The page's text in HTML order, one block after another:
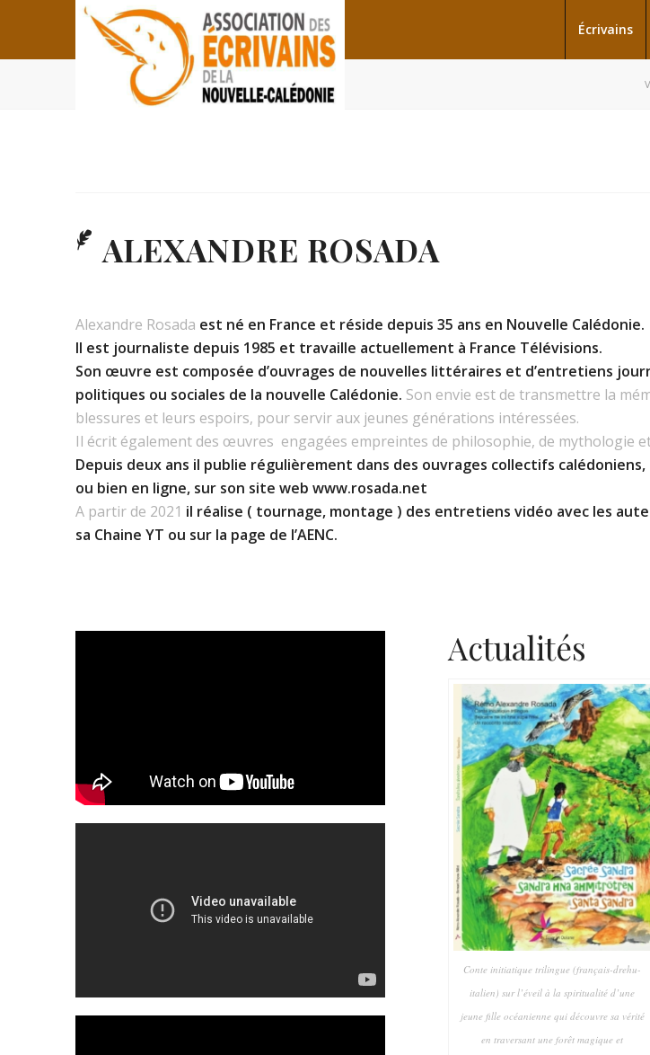
Écrivains
ALEXANDRE ROSADA
Alexandre Rosada est né en France et réside depuis 35 ans en Nouvelle Calédonie.
Il est journaliste depuis 1985 et travaille actuellement à France Télévisions.
Son œuvre est composée d’ouvrages de nouvelles littéraires et d’entretiens
politiques ou sociales de la nouvelle Calédonie. Son envie est de transmettre la
blessures et leurs espoirs, pour servir aux jeunes générations intéressées.
Il écrit également des œuvres engagées empreintes de philosophie, de mythologie
Depuis deux ans il publie régulièrement dans des ouvrages collectifs calédoniens,
ou bien en ligne, sur son site web www.rosada.net
A partir de 2021 il réalise ( tournage, montage ) des entretiens vidéo avec les
sa Chaine YT ou sur la page de l’AENC.
Actualités
Conte initiatique trilingue (français-drehu-
italien) sur l’éveil à la spiritualité d’une
jeune fille océanienne qui découvre sa vérité
en traversant une forêt magique et